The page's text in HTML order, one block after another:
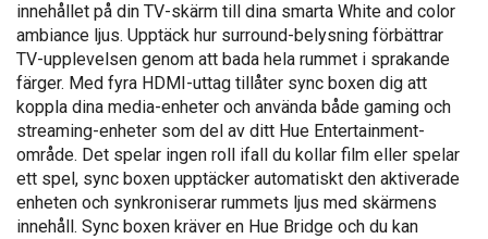
innehållet på din TV-skärm till dina smarta White and color
ambiance ljus. Upptäck hur surround-belysning förbättrar
TV-upplevelsen genom att bada hela rummet i sprakande
färger. Med fyra HDMI-uttag tillåter sync boxen dig att
koppla dina media-enheter och använda både gaming och
streaming-enheter som del av ditt Hue Entertainment-
område. Det spelar ingen roll ifall du kollar film eller spelar
ett spel, sync boxen upptäcker automatiskt den aktiverade
enheten och synkroniserar rummets ljus med skärmens
innehåll. Sync boxen kräver en Hue Bridge och du kan